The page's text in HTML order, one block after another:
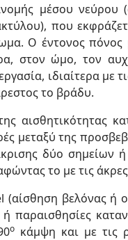
μέσου νεύρου
που
Ο έντονος πόνος
στον ώμο, τον
ιδιαίτερα με
το βράδυ.
αισθητικότητας
μεταξύ της
δύο
το με τις
(αίσθηση βελόνας ή
παραισθησίες
ο κάμψη και με τις